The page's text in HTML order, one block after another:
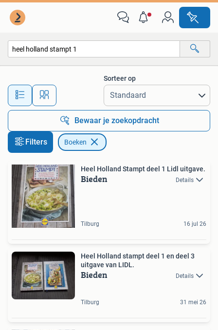
Alle afstanden…
Sorteer op
Bewaar je zoekopdracht
Filters Boeken
Heel Holland Stampt deel 1 Lidl uitgave.
Bieden Details
Tilburg 16 jul 26
Heel Holland stampt deel 1 en deel 3
uitgave van LIDL.
Bieden Details
Tilburg 31 mei 26